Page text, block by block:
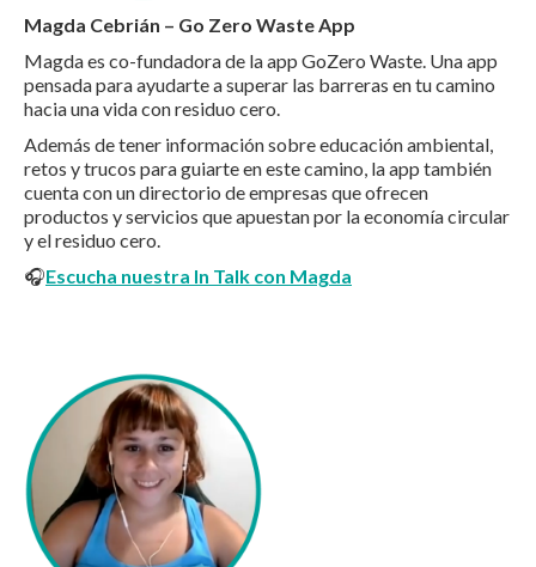
Magda Cebrián – Go Zero Waste App
Magda es co-fundadora de la app GoZero Waste. Una app
pensada para ayudarte a superar las barreras en tu camino
hacia una vida con residuo cero.
Además de tener información sobre educación ambiental,
retos y trucos para guiarte en este camino, la app también
cuenta con un directorio de empresas que ofrecen
productos y servicios que apuestan por la economía circular
y el residuo cero.
🎧Escucha nuestra In Talk con Magda